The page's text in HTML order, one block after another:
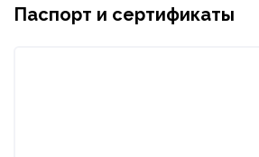
Паспорт и сертификаты